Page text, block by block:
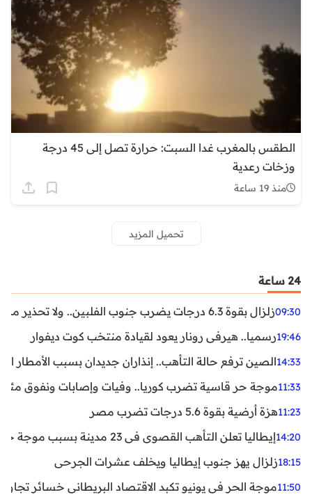
الطقس بالمغرب غدا السبت: حرارة تصل إلى 45 درجة
وزخات رعدية
منذ 19 ساعة
تحميل المزيد
24 ساعة
09:30زلزال بقوة 6.3 درجات يضرب جنوب الفلبين.. ولا تحذير من تسونامي حتى الآن
19:46رسميا.. هيرفي رونار يعود لقيادة منتخب كوت ديفوار
14:33الصين ترفع حالة التأهب.. إنذاران جديدان بسبب الأمطار
11:33موجة حر قاسية تضرب كوريا.. وفيات وإصابات ونفوق مئات
11:23هزة أرضية بقوة 5.6 درجات تضرب مصر
14:20إيطاليا تعلن التأهب القصوى في 23 مدينة بسبب موجة حر شديدة
18:15زلزال يهز جنوب إيطاليا ويخلف عشرات الجرحى
11:50موجة الحر في يونيو تكبد الاقتصاد البريطاني خسائر تجاوزت 1.5 مليار